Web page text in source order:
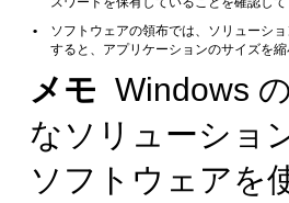
•
ソフトウェアの領布では、ソリューシ
すると、アプリケーションのサイズを
メモ Windows
なソリューショ
ソフトウェアを